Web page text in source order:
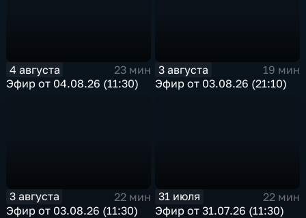
4 августа
23 мин
Эфир от 04.08.26 (11:30)
3 августа
19 мин
Эфир от 03.08.26 (21:10)
3 августа
22 мин
Эфир от 03.08.26 (11:30)
31 июля
22 мин
Эфир от 31.07.26 (11:30)